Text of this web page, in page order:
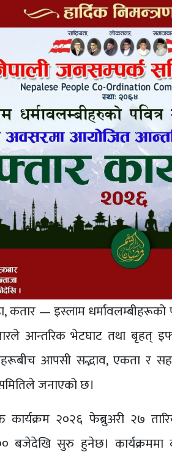
— इस्लाम धर्मावलम्बीहरूको
आन्तरिक भेटघाट तथा बृहत्
आपसी सद्भाव, एकता र
जनाएको छ।
२०२६ फेब्रुअरी २७
बजेदेखि सुरु हुनेछ। कार्यक्रममा